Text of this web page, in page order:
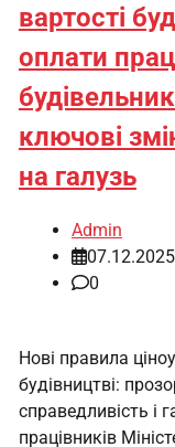
вартості
оплати
ключові
на галузь
Admin
07.12.2025
0
Нові правила
будівництві:
справедливість і
працівників